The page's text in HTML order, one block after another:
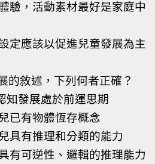
驗，活動素材最好是家庭中
定應該以促進兒童發展為主
的敘述，下列何者正確？
知發展處於前運思期
已有物體恆存概念
具有推理和分類的能力
有可逆性、邏輯的推理能力